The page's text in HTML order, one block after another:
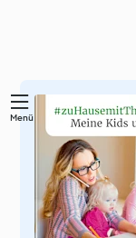
Springe
Hauptinhalt
Menü